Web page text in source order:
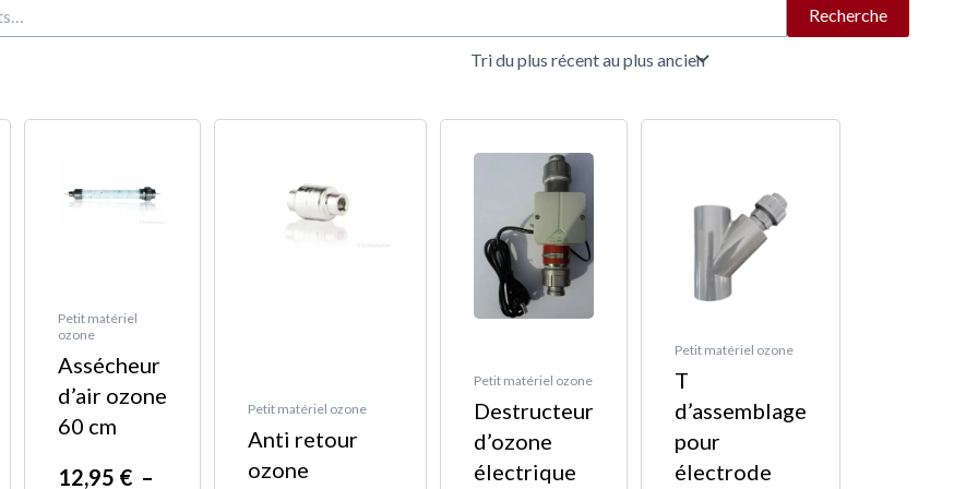
Recherche
Petit matériel
ozone
Assécheur
d’air ozone
60 cm
12,95 € –
prix :
a
options
être
choisies
sur
la
Petit matériel ozone
Anti retour
ozone
Petit matériel ozone
Destructeur
d’ozone
électrique
Petit matériel ozone
T
d’assemblage
pour
électrode
prix :
17,95 €
à
plusieurs
variations.
Les
peuvent
être
choisies
sur
la